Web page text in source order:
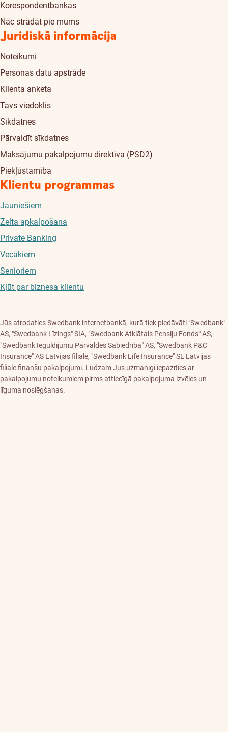
Korespondentbankas
Nāc strādāt pie mums
Juridiskā informācija
Noteikumi
Personas datu apstrāde
Klienta anketa
Tavs viedoklis
Sīkdatnes
Pārvaldīt sīkdatnes
Maksājumu pakalpojumu direktīva (PSD2)
Piekļūstamība
Klientu programmas
Jauniešiem
Zelta apkalpošana
Private Banking
Vecākiem
Senioriem
Kļūt par biznesa klientu
Jūs atrodaties Swedbank internetbankā, kurā tiek piedāvāti "Swedbank"
AS, "Swedbank Līzings" SIA, "Swedbank Atklātais Pensiju Fonds" AS,
"Swedbank Ieguldījumu Pārvaldes Sabiedrība" AS, "Swedbank P&C
Insurance" AS Latvijas filiāle, "Swedbank Life Insurance" SE Latvijas
filiāle finanšu pakalpojumi. Lūdzam Jūs uzmanīgi iepazīties ar
pakalpojumu noteikumiem pirms attiecīgā pakalpojuma izvēles un
līguma noslēgšanas.